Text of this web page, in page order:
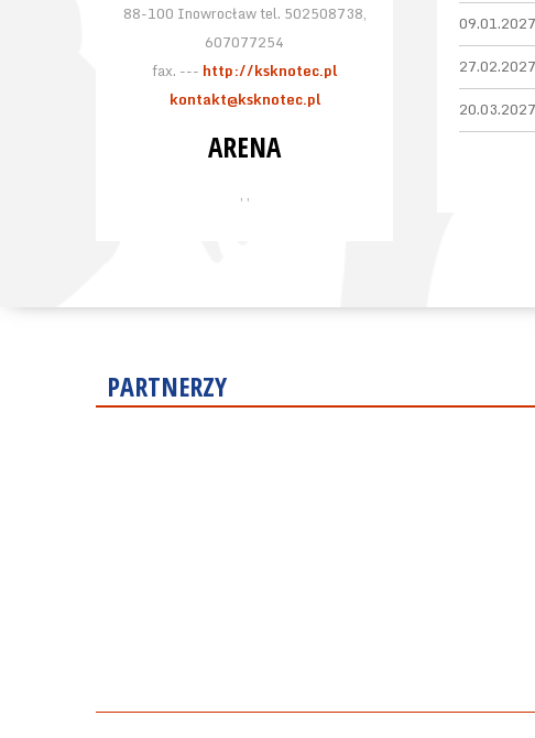
88-100 Inowrocław tel. 502508738,
607077254
fax. --- http://ksknotec.pl
kontakt@ksknotec.pl
ARENA
, ,
09.01.2027
27.02.2027
20.03.2027
PARTNERZY